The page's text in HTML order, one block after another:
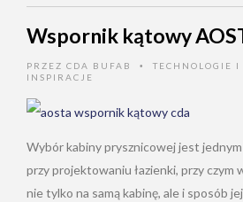
Wspornik kątowy
PRZEZ CDA BUFAB • TECHNOLOGIE
INSPIRACJE
Wybór kabiny prysznicowej jest
przy projektowaniu łazienki, przy czym
nie tylko na samą kabinę, ale i sposób